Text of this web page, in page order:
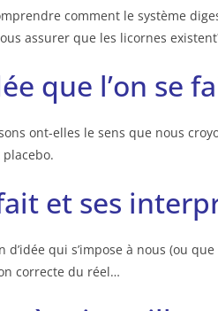
comment le système
assurer que les licornes
que l’on se
ont-elles le sens que nous
et ses
qui s’impose à nous (ou que
correcte du réel…